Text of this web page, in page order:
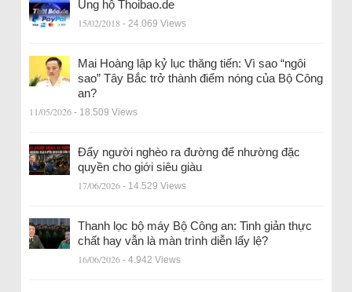
Ủng hộ Thoibao.de
15/02/2018 - 24.069 Views
Mai Hoàng lập kỷ lục thăng tiến: Vì sao “ngôi
sao” Tây Bắc trở thành điểm nóng của Bộ Công
an?
11/05/2026 - 18.509 Views
Đẩy người nghèo ra đường để nhường đặc
quyền cho giới siêu giàu
17/06/2026 - 14.529 Views
Thanh lọc bộ máy Bộ Công an: Tinh giản thực
chất hay vẫn là màn trình diễn lấy lệ?
16/06/2026 - 4.942 Views